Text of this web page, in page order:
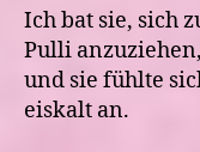
Ich bat sie, sich
Pulli
und sie fühlte
eiskalt an.